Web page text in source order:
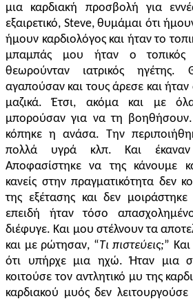
μια καρδιακή προσβολή για
εξαιρετικό, Steve,θυμάμαι ότι
ήμουν καρδιολόγος και ήταν το
μπαμπάς μου ήταν ο τοπικός
θεωρούνταν ιατρικός
αγαπούσαν και τους άρεσε και
μαζικά. Έτσι, ακόμα και με
μπορούσαν για να τη
κόπηκε η ανάσα. Την
πολλά υγρά κλπ. Και
Αποφασίστηκε να της κάνουμε
κανείς στην πραγματικότητα δεν
της εξέτασης και δεν
επειδή ήταν τόσο
διέφυγε. Και μου στέλνουν τα
και με ρώτησαν, “Τι πιστεύεις;”
ότι υπήρχε μια ηχώ. Ήταν μια
κοιτούσε τον αντλητικό μυ της
καρδιακού μυός δεν